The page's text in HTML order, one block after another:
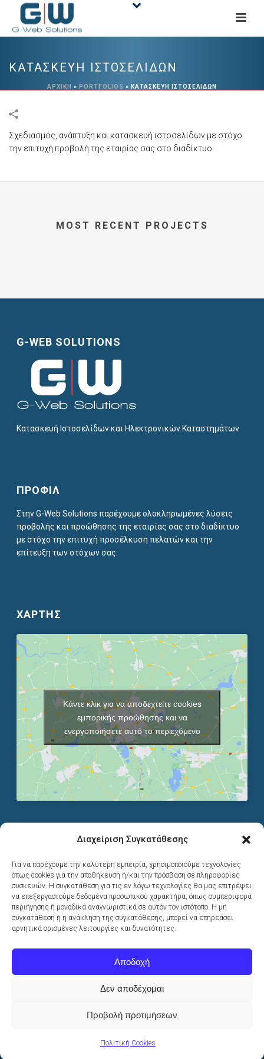
Διαχείριση Συγκατάθεσης
Για να παρέχουμε την καλύτερη εμπειρία, χρησιμοποιούμε τεχνολογίες
όπως cookies για την αποθήκευση ή/και την πρόσβαση σε πληροφορίες
συσκευών. Η συγκατάθεση για τις εν λόγω τεχνολογίες θα μας επιτρέψει
να επεξεργαστούμε δεδομένα προσωπικού χαρακτήρα, όπως συμπεριφορά
περιήγησης ή μοναδικά αναγνωριστικά σε αυτόν τον ιστότοπο. Η μη
συγκατάθεση ή η ανάκληση της συγκατάθεσης, μπορεί να επηρεάσει
αρνητικά ορισμένες λειτουργίες και δυνατότητες.
Αποδοχή
Δεν αποδέχομαι
Προβολή προτιμήσεων
Πολιτική Cookies
ΚΑΤΑΣΚΕΥΗ ΙΣΤΟΣΕΛΙΔΩΝ
ΑΡΧΙΚΉ » PORTFOLIOS » ΚΑΤΑΣΚΕΥΗ ΙΣΤΟΣΕΛΙΔΩΝ
Σχεδιασμός, ανάπτυξη και κατασκευή ιστοσελίδων με στόχο
την επιτυχή προβολή της εταιρίας σας στο διαδίκτυο.​
MOST RECENT PROJECTS
G-WEB SOLUTIONS
Κατασκευή Ιστοσελίδων και Ηλεκτρονικών Καταστημάτων
ΠΡΟΦΙΛ
Στην G-Web Solutions παρέχουμε ολοκληρωμένες λύσεις
προβολής και προώθησης της εταιρίας σας στο διαδίκτυο
με στόχο την επιτυχή προσέλκυση πελατών και την
επίτευξη των στόχων σας.
ΧΑΡΤΗΣ
Κάντε κλικ για να αποδεχτείτε cookies
εμπορικής προώθησης και να
ενεργοποιήσετε αυτό το περιεχόμενο
G-Web Solutions
Αγωνιστών 15
151 21, Πεύκη Αττικής
(πρώην Π. Κυριακού 18 Μαρούσι)
Copyright All Rights Reserved © 2025 | G-Web Solutions | Κατασκευή